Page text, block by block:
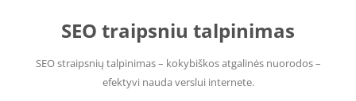
SEO traipsniu talpinimas
SEO straipsnių talpinimas – kokybiškos atgalinės nuorodos –
efektyvi nauda verslui internete.